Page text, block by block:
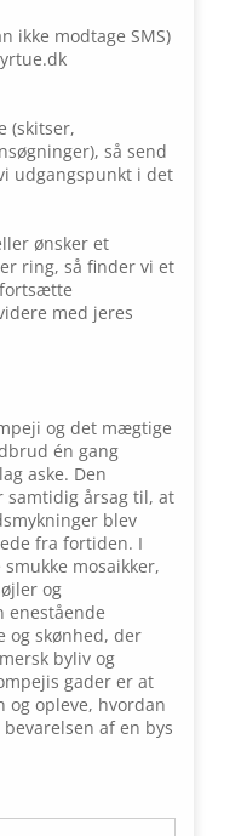
ikke modtage SMS)
(skitser,
så send
udgangspunkt i det
ønsker et
ring, så finder vi et
med jeres
og det mægtige
én gang
aske. Den
samtidig årsag til, at
blev
fra fortiden. I
mosaikker,
og
enestående
og skønhed, der
byliv og
gader er at
opleve, hvordan
af en bys